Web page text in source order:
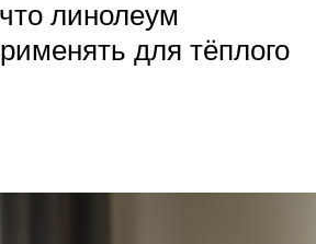
линолеум
для тёплого